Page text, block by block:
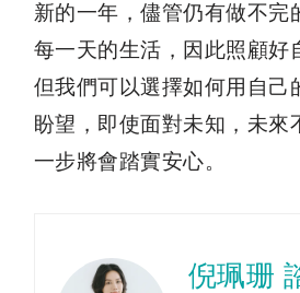
新的一年，儘管仍有做不
每一天的生活，因此照顧好
但我們可以選擇如何用自己
盼望，即使面對未知，未
一步將會踏實安心。
倪珮珊